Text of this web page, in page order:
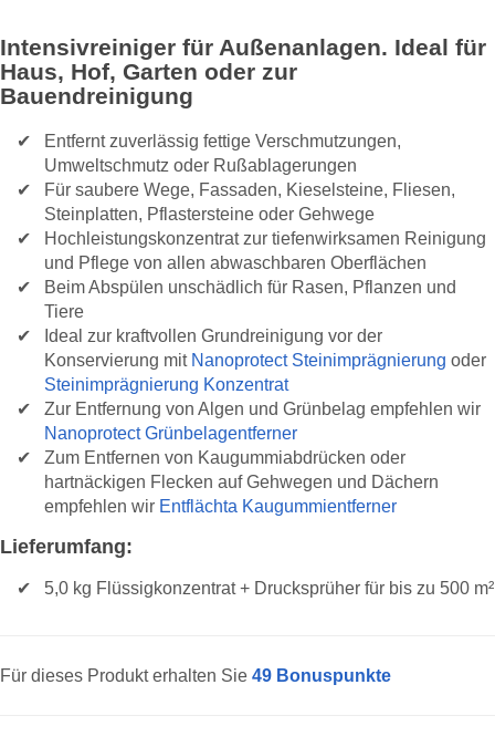
Intensivreiniger für Außenanlagen. Ideal für
Haus, Hof, Garten oder zur
Bauendreinigung
Entfernt zuverlässig fettige Verschmutzungen,
Umweltschmutz oder Rußablagerungen
Für saubere Wege, Fassaden, Kieselsteine, Fliesen,
Steinplatten, Pflastersteine oder Gehwege
Hochleistungskonzentrat zur tiefenwirksamen Reinigung
und Pflege von allen abwaschbaren Oberflächen
Beim Abspülen unschädlich für Rasen, Pflanzen und
Tiere
Ideal zur kraftvollen Grundreinigung vor der
Konservierung mit Nanoprotect Steinimprägnierung oder
Steinimprägnierung Konzentrat
Zur Entfernung von Algen und Grünbelag empfehlen wir
Nanoprotect Grünbelagentferner
Zum Entfernen von Kaugummiabdrücken oder
hartnäckigen Flecken auf Gehwegen und Dächern
empfehlen wir Entflächta Kaugummientferner
Lieferumfang:
5,0 kg Flüssigkonzentrat + Drucksprüher für bis zu 500 m²
Für dieses Produkt erhalten Sie 49 Bonuspunkte